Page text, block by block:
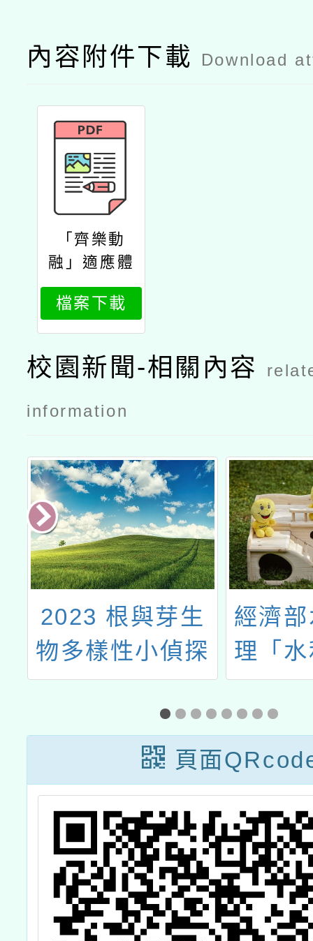
內容附件下載 Download
「齊樂動
融」適應體
育徵文競賽
檔案下載
校園新聞-相關內容
information
2023 根與芽生
物多樣性小偵探
課程
經濟
理「
育教
習
頁面